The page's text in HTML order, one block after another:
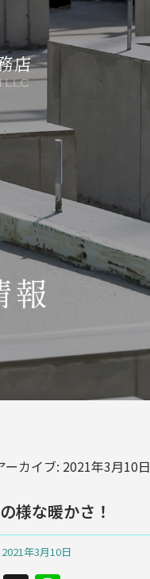
ーカイブ: 2021年3月10日
様な暖かさ！
2021年3月10日